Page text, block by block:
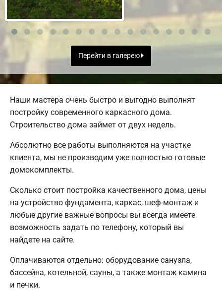
Перейти в галерею
Наши мастера очень быстро и выгодно выполнят
постройку современного каркасного дома.
Строительство дома займет от двух недель.
Абсолютно все работы выполняются на участке
клиента, мы не производим уже полностью готовые
домокомплекты.
Сколько стоит постройка качественного дома, цены
на устройство фундамента, каркас, шеф-монтаж и
любые другие важные вопросы вы всегда имеете
возможность задать по телефону, который вы
найдете на сайте.
Оплачиваются отдельно: оборудование санузла,
бассейна, котельной, сауны, а также монтаж камина
и печки.